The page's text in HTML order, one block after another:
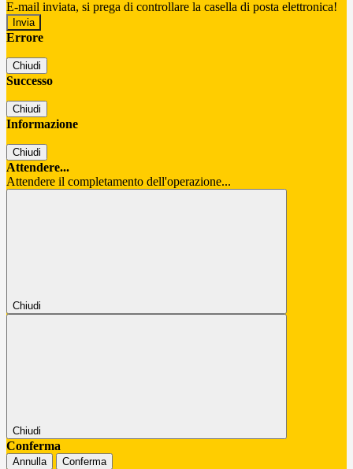
E-mail inviata, si prega di controllare la casella di posta elettronica!
Errore
Chiudi
Successo
Chiudi
Informazione
Chiudi
Attendere...
Attendere il completamento dell'operazione...
Chiudi
Chiudi
Conferma
Annulla Conferma